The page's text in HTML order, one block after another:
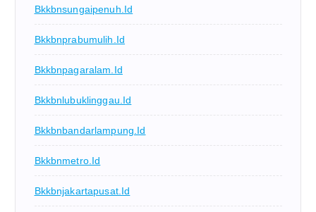
Bkkbnsungaipenuh.id
Bkkbnprabumulih.id
Bkkbnpagaralam.id
Bkkbnlubuklinggau.id
Bkkbnbandarlampung.id
Bkkbnmetro.id
Bkkbnjakartapusat.id